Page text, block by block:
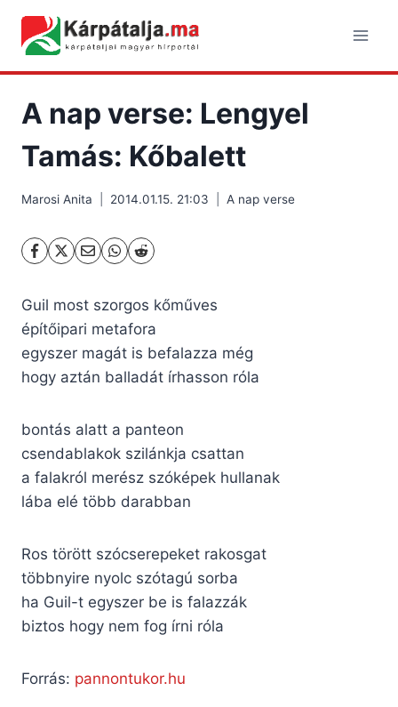
content
A nap verse: Lengyel
Tamás: Kőbalett
Marosi Anita 2014.01.15. 21:03 A nap verse
Guil most szorgos kőműves
építőipari metafora
egyszer magát is befalazza még
hogy aztán balladát írhasson róla
bontás alatt a panteon
csendablakok szilánkja csattan
a falakról merész szóképek hullanak
lába elé több darabban
Ros törött szócserepeket rakosgat
többnyire nyolc szótagú sorba
ha Guil-t egyszer be is falazzák
biztos hogy nem fog írni róla
Forrás: pannontukor.hu